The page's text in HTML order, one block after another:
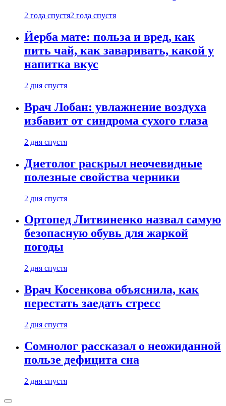
2 года спустя2 года спустя
Йерба мате: польза и вред, как
пить чай, как заваривать, какой у
напитка вкус
2 дня спустя
Врач Лобан: увлажнение воздуха
избавит от синдрома сухого глаза
2 дня спустя
Диетолог раскрыл неочевидные
полезные свойства черники
2 дня спустя
Ортопед Литвиненко назвал самую
безопасную обувь для жаркой
погоды
2 дня спустя
Врач Косенкова объяснила, как
перестать заедать стресс
2 дня спустя
Сомнолог рассказал о неожиданной
пользе дефицита сна
2 дня спустя